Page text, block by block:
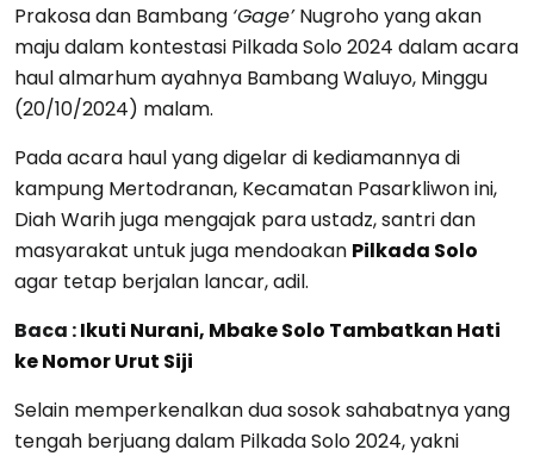
Prakosa dan Bambang ‘Gage’Nugroho yang akan
maju dalam kontestasi Pilkada Solo 2024 dalam acara
haul almarhum ayahnya Bambang Waluyo, Minggu
(20/10/2024) malam.
Pada acara haul yang digelar di kediamannya di
kampung Mertodranan, Kecamatan Pasarkliwon ini,
Diah Warih juga mengajak para ustadz, santri dan
masyarakat untuk juga mendoakan Pilkada Solo
agar tetap berjalan lancar, adil.
Baca :Ikuti Nurani, Mbake Solo Tambatkan Hati
ke Nomor Urut Siji
Selain memperkenalkan dua sosok sahabatnya yang
tengah berjuang dalam Pilkada Solo 2024, yakni